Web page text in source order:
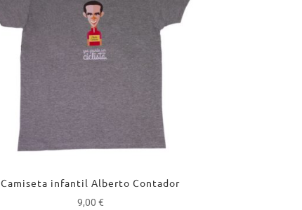
Camiseta infantil Alberto Contador
9,00 €